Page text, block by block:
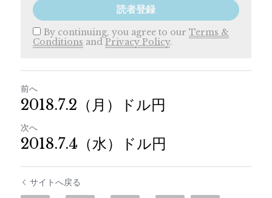
読者登録
By continuing, you agree to our Terms &
Conditions and Privacy Policy.
前へ
2018.7.2（月）ドル円
次へ
2018.7.4（水）ドル円
サイトへ戻る